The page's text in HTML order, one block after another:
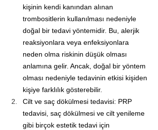
kişinin kendi kanından alınan
trombositlerin kullanılması nedeniyle
doğal bir tedavi yöntemidir. Bu, alerjik
reaksiyonlara veya enfeksiyonlara
neden olma riskinin düşük olması
anlamına gelir. Ancak, doğal bir yöntem
olması nedeniyle tedavinin etkisi kişiden
kişiye farklılık gösterebilir.
Cilt ve saç dökülmesi tedavisi: PRP
tedavisi, saç dökülmesi ve cilt yenileme
gibi birçok estetik tedavi için